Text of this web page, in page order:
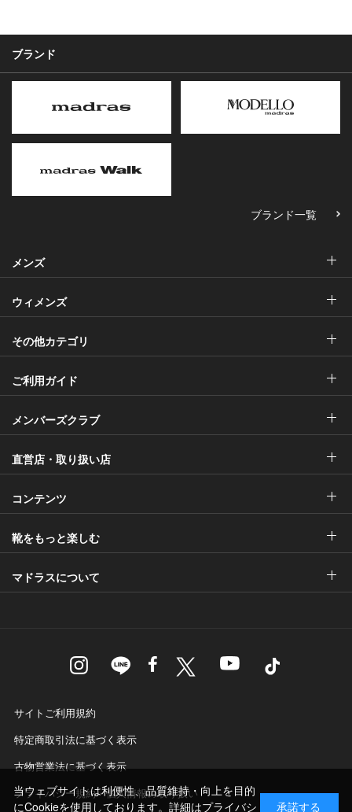
ブランド
ブランド一覧
メンズ
ウィメンズ
その他カテゴリ
ご利用ガイド
メンバーズクラブ
直営店・取り扱い店
コンテンツ
靴をもっと楽しむ
マドラスについて
サイトご利用規約
特定商取引法に基づく表示
古物営業法に基づく表示
プライバシー規約・個人情報の取り扱い
当ウェブサイトは利便性、品質維持・向上を目的
にCookieを使用しております。詳細はプライバシ 承諾する